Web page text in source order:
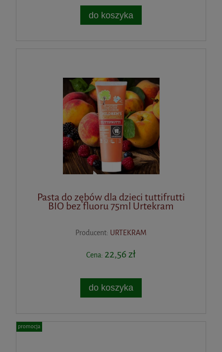
do koszyka
Pasta do zębów dla dzieci tuttifrutti
BIO bez fluoru 75ml Urtekram
Producent: URTEKRAM
Cena: 22,56 zł
do koszyka
promocja